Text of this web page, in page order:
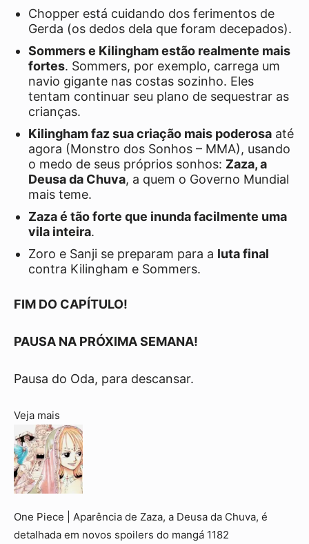
Chopper está cuidando dos ferimentos de
Gerda (os dedos dela que foram decepados).
Sommers e Kilingham estão realmente mais
fortes. Sommers, por exemplo, carrega um
navio gigante nas costas sozinho. Eles
tentam continuar seu plano de sequestrar as
crianças.
Kilingham faz sua criação mais poderosa até
agora (Monstro dos Sonhos – MMA), usando
o medo de seus próprios sonhos: Zaza, a
Deusa da Chuva, a quem o Governo Mundial
mais teme.
Zaza é tão forte que inunda facilmente uma
vila inteira.
Zoro e Sanji se preparam para a luta final
contra Kilingham e Sommers.
FIM DO CAPÍTULO!
PAUSA NA PRÓXIMA SEMANA!
Pausa do Oda, para descansar.
Veja mais
One Piece | Aparência de Zaza, a Deusa da Chuva, é
detalhada em novos spoilers do mangá 1182